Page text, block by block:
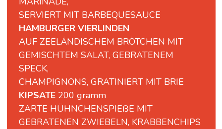
SERVIERT MIT BARBEQUESAUCE
HAMBURGER VIERLINDEN
AUF ZEELÄNDISCHEM BRÖTCHEN MIT
GEMISCHTEM SALAT, GEBRATENEM
SPECK,
CHAMPIGNONS, GRATINIERT MIT BRIE
KIPSATE200 gramm
ZARTE HÜHNCHENSPIEßE MIT
GEBRATENEN ZWIEBELN, KRABBENCHIPS